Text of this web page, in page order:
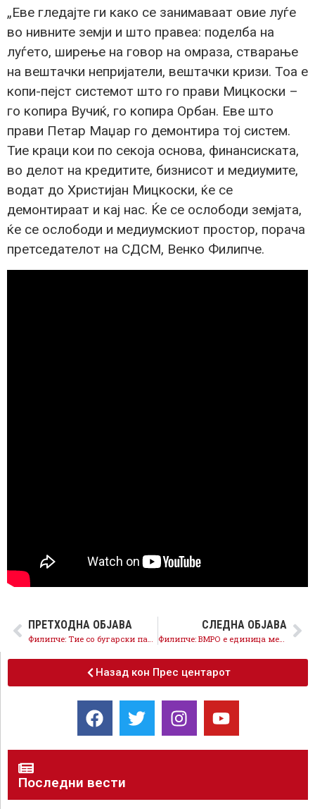
„Еве гледајте ги како се занимаваат овие луѓе
во нивните земји и што правеа: поделба на
луѓето, ширење на говор на омраза, стварање
на вештачки непријатели, вештачки кризи. Тоа е
копи-пејст системот што го прави Мицкоски –
го копира Вучиќ, го копира Орбан. Еве што
прави Петар Маџар го демонтира тој систем.
Тие краци кои по секоја основа, финансиската,
во делот на кредитите, бизнисот и медиумите,
водат до Христијан Мицкоски, ќе се
демонтираат и кај нас. Ќе се ослободи земјата,
ќе се ослободи и медиумскиот простор, порача
претседателот на СДСМ, Венко Филипче.
ПРЕТХОДНА ОБЈАВА
Филипче: Тие со бугарски пасоши во џебовите со години ги лажеа граѓаните дека е загрозен македонскиот идентитет
СЛЕДНА ОБЈАВА
Филипче: ВМРО е единица мерка за лажење и лицемерие
Назад кон Прес центарот
Последни вести